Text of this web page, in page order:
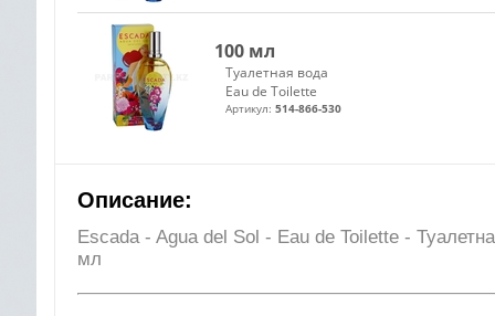
100 мл
Туалетная вода
Eau de Toilette
Артикул: 514-866-530
Описание:
Escada - Agua del Sol - Eau de Toilette -
мл